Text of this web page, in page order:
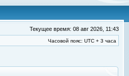
Текущее время: 08 авг 2026, 11:43
Часовой пояс: UTC + 3 часа